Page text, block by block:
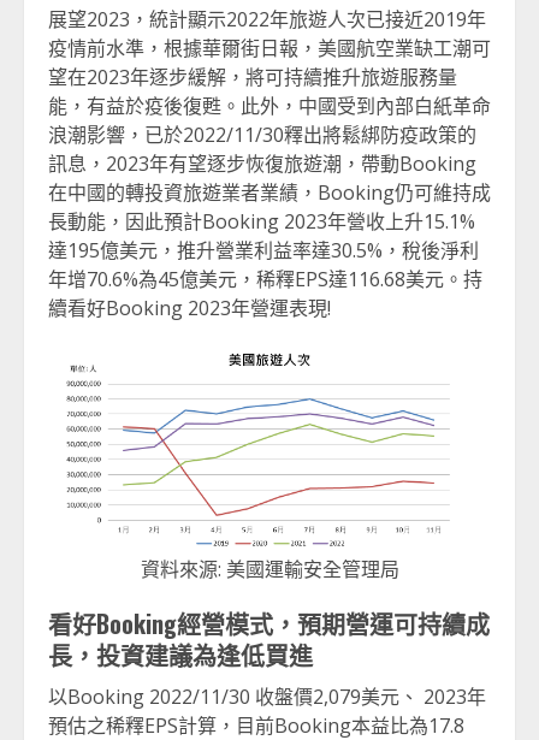
展望2023，統計顯示2022年旅遊人次已接近2019年
疫情前水準，根據華爾街日報，美國航空業缺工潮可
望在2023年逐步緩解，將可持續推升旅遊服務量
能，有益於疫後復甦。此外，中國受到內部白紙革命
浪潮影響，已於2022/11/30釋出將鬆綁防疫政策的
訊息，2023年有望逐步恢復旅遊潮，帶動Booking
在中國的轉投資旅遊業者業績，Booking仍可維持成
長動能，因此預計Booking 2023年營收上升15.1%
達195億美元，推升營業利益率達30.5%，稅後淨利
年增70.6%為45億美元，稀釋EPS達116.68美元。持
續看好Booking 2023年營運表現!
資料來源: 美國運輸安全管理局
看好Booking經營模式，預期營運可持續成
長，投資建議為逢低買進
以Booking 2022/11/30 收盤價2,079美元、 2023年
預估之稀釋EPS計算，目前Booking本益比為17.8